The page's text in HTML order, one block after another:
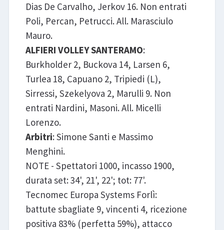
Dias De Carvalho, Jerkov 16. Non entrati
Poli, Percan, Petrucci. All. Marasciulo
Mauro.
ALFIERI VOLLEY SANTERAMO:
Burkholder 2, Buckova 14, Larsen 6,
Turlea 18, Capuano 2, Tripiedi (L),
Sirressi, Szekelyova 2, Marulli 9. Non
entrati Nardini, Masoni. All. Micelli
Lorenzo.
Arbitri: Simone Santi e Massimo
Menghini.
NOTE - Spettatori 1000, incasso 1900,
durata set: 34', 21', 22'; tot: 77'.
Tecnomec Europa Systems Forlì:
battute sbagliate 9, vincenti 4, ricezione
positiva 83% (perfetta 59%), attacco